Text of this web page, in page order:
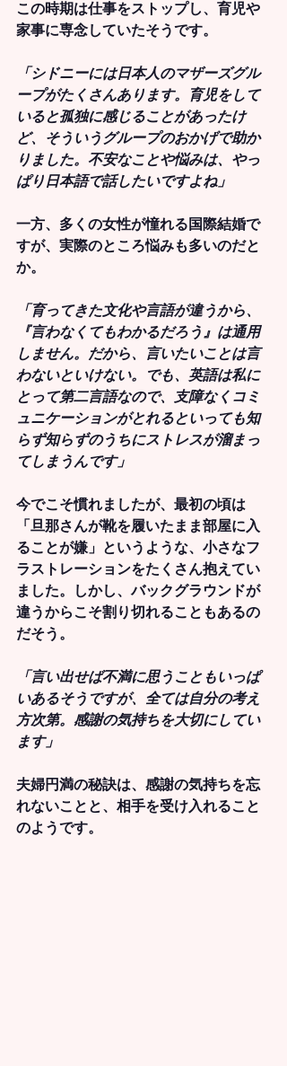
この時期は仕事をストップし、育児や
家事に専念していたそうです。
「シドニーには日本人のマザーズグル
ープがたくさんあります。育児をして
いると孤独に感じることがあったけ
ど、そういうグループのおかげで助か
りました。不安なことや悩みは、やっ
ぱり日本語で話したいですよね」
一方、多くの女性が憧れる国際結婚で
すが、実際のところ悩みも多いのだと
か。
「育ってきた文化や言語が違うから、
『言わなくてもわかるだろう』は通用
しません。だから、言いたいことは言
わないといけない。でも、英語は私に
とって第二言語なので、支障なくコミ
ュニケーションがとれるといっても知
らず知らずのうちにストレスが溜まっ
てしまうんです」
今でこそ慣れましたが、最初の頃は
「旦那さんが靴を履いたまま部屋に入
ることが嫌」というような、小さなフ
ラストレーションをたくさん抱えてい
ました。しかし、バックグラウンドが
違うからこそ割り切れることもあるの
だそう。
「言い出せば不満に思うこともいっぱ
いあるそうですが、全ては自分の考え
方次第。感謝の気持ちを大切にしてい
ます」
夫婦円満の秘訣は、感謝の気持ちを忘
れないことと、相手を受け入れること
のようです。